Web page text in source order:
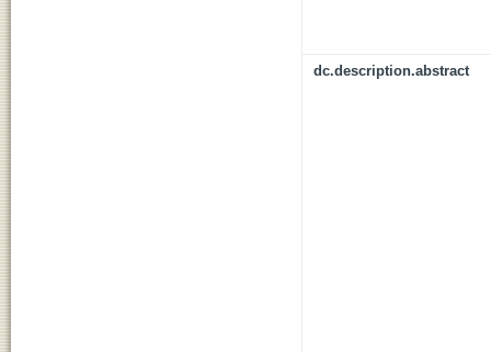
dc.description.abstract